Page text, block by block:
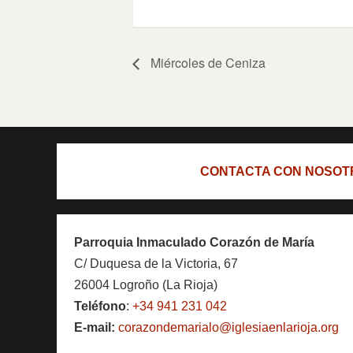
Miércoles de Ceniza
CONTACTA CON
Parroquia Inmaculado Corazón de María
C/ Duquesa de la Victoria, 67
26004 Logroño (La Rioja)
Teléfono: +34 941 231 042
E-mail: corazondemarialo@iglesiaenlarioja.org